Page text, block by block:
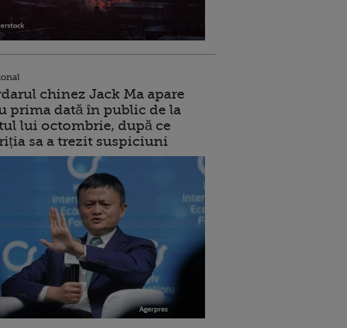
chinez Jack Ma apare
prima dată în public de la
lui octombrie, după ce
sa a trezit suspiciuni